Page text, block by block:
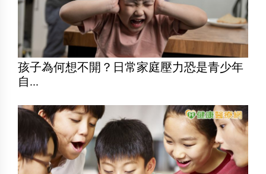
孩子為何想不開？日常家庭壓力恐是青少年
自...